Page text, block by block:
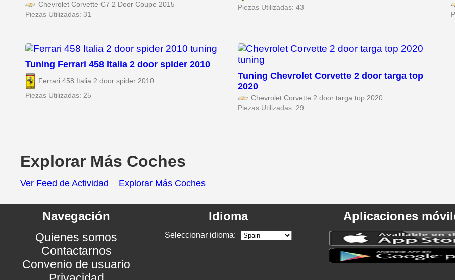
Chevrolet Corvette C7 2 Door Coupe 2015
Piezas Utilizadas: 31
Piezas Utilizadas: 43
Tuning Ferrari 458 Italia 2 door spider 2010
Ferrari 458 Italia 2 door spider 2010
Piezas Utilizadas: 25
Tuning Chevrolet Corvette 2 door targa top
2020
Chevrolet Corvette 2 door targa top 2020
Piezas Utilizadas: 29
Explorar Más Coches
Ver Feed de Actividad Explorar Más Coches
Navegación
Quienes somos
Contactarnos
Convenio de usuario
Idioma
Seleccionar idioma:
Aplicaciones